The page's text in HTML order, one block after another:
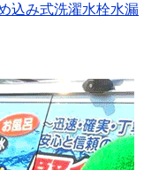
込み式洗濯水栓水漏